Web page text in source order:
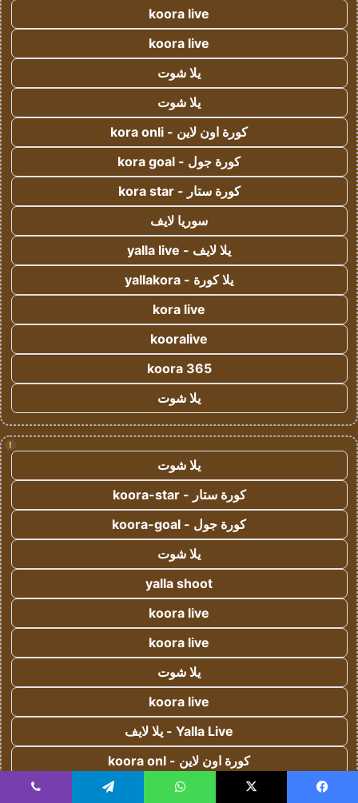
koora live
koora live
يلا شوت
يلا شوت
كورة اون لاين - kora onli
كورة جول - kora goal
كورة ستار - kora star
سوريا لايف
يلا لايف - yalla live
يلا كورة - yallakora
kora live
kooralive
koora 365
يلا شوت
!
يلا شوت
كورة ستار - koora-star
كورة جول - koora-goal
يلا شوت
yalla shoot
koora live
koora live
يلا شوت
koora live
Yalla Live - يلا لايف
كورة اون لاين - koora onl
يلا كورة - yallakora